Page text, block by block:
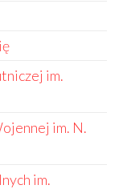
im.
im. N.
im.